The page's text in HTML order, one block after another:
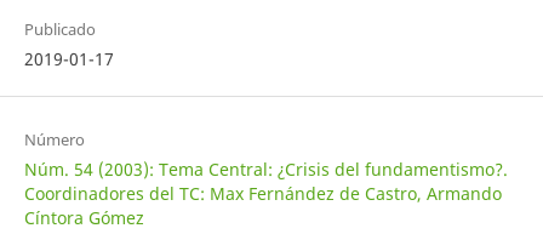
Publicado
2019-01-17
Número
Núm. 54 (2003): Tema Central: ¿Crisis del fundamentismo?.
Coordinadores del TC: Max Fernández de Castro, Armando
Cíntora Gómez